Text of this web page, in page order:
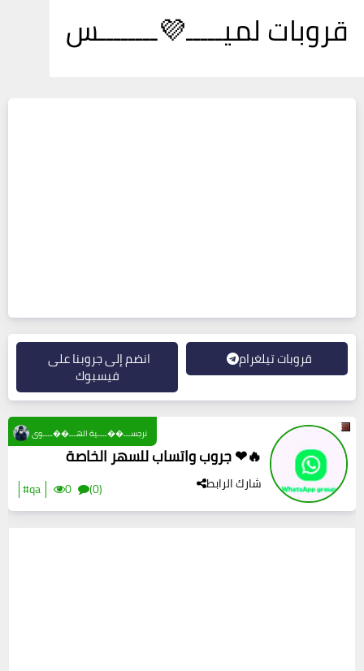
قروبات لميـــــ💜ــــــــس
انضم إلى جروبنا على
فيسبوك
قروبات تيلغرام
جروب واتساب للسهر الخاصة ❤🔥
شارك الرابط #qa 0 (0)
نرجســـ��ــــية الهـــ��ــــوى